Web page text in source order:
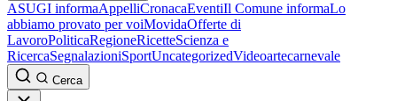
ASUGI informaAppelliCronacaEventiIl Comune informaLo
abbiamo provato per voiMovidaOfferte di
LavoroPoliticaRegioneRicetteScienza e
RicercaSegnalazioniSportUncategorizedVideoartecarnevale
Cerca